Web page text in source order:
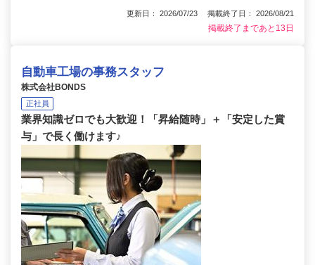
更新日： 2026/07/23 掲載終了日： 2026/08/21
掲載終了まであと13日
自動車工場の事務スタッフ
株式会社BONDS
正社員
業界知識ゼロでも大歓迎！「昇給随時」＋「安定した賞
与」で長く働けます♪